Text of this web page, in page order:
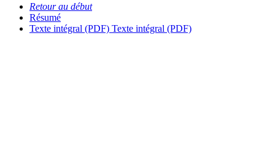
Retour au début
Résumé
Texte intégral (PDF) Texte intégral (PDF)